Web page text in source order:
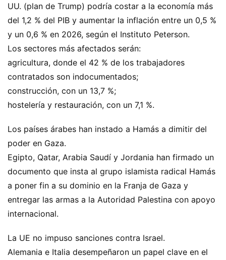
UU. (plan de Trump) podría costar a la economía más
del 1,2 % del PIB y aumentar la inflación entre un 0,5 %
y un 0,6 % en 2026, según el Instituto Peterson.
Los sectores más afectados serán:
agricultura, donde el 42 % de los trabajadores
contratados son indocumentados;
construcción, con un 13,7 %;
hostelería y restauración, con un 7,1 %.
Los países árabes han instado a Hamás a dimitir del
poder en Gaza.
Egipto, Qatar, Arabia Saudí y Jordania han firmado un
documento que insta al grupo islamista radical Hamás
a poner fin a su dominio en la Franja de Gaza y
entregar las armas a la Autoridad Palestina con apoyo
internacional.
La UE no impuso sanciones contra Israel.
Alemania e Italia desempeñaron un papel clave en el